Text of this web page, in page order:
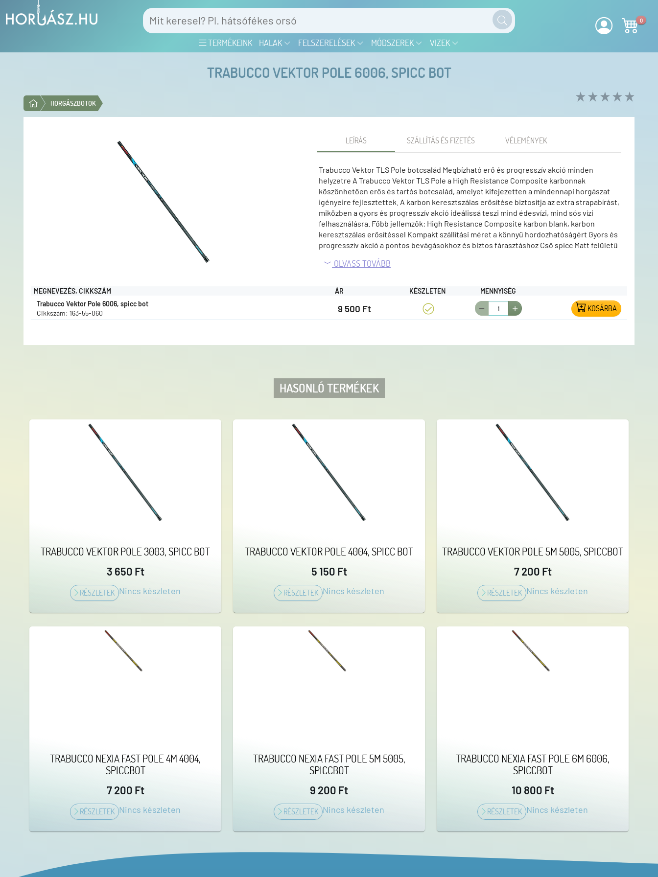
TERMÉKEINK HALAK FELSZERELÉSEK MÓDSZEREK VIZEK
0
TRABUCCO VEKTOR POLE 6006, SPICC BOT
HORGÁSZBOTOK
LEÍRÁS SZÁLLÍTÁS ÉS FIZETÉS VÉLEMÉNYEK
Trabucco Vektor TLS Pole botcsalád Megbízható erő és progresszív akció minden
helyzetre A Trabucco Vektor TLS Pole a High Resistance Composite karbonnak
köszönhetően erős és tartós botcsalád, amelyet kifejezetten a mindennapi horgászat
igényeire fejlesztettek. A karbon keresztszálas erősítése biztosítja az extra strapabírást,
miközben a gyors és progresszív akció ideálissá teszi mind édesvízi, mind sós vízi
felhasználásra. Főbb jellemzők: High Resistance Composite karbon blank, karbon
keresztszálas erősítéssel Kompakt szállítási méret a könnyű hordozhatóságért Gyors és
progresszív akció a pontos bevágásokhoz és biztos fárasztáshoz Cső spicc Matt felületű
gumis ütéscsillapító betéttel A Vektor TLS Pole botok kiváló ár-érték arányt képviselnek,
kezelhető eszközt keresnek.
OLVASS TOVÁBB
MEGNEVEZÉS, CIKKSZÁM ÁR KÉSZLETEN
MENNYISÉG
Trabucco Vektor Pole 6006, spicc bot
Cikkszám: 163-55-060
9 500 Ft KOSÁRBA
HASONLÓ TERMÉKEK
TRABUCCO VEKTOR POLE 3003, SPICC BOT
3 650 Ft
RÉSZLETEK Nincs készleten
TRABUCCO VEKTOR POLE 4004, SPICC BOT
5 150 Ft
RÉSZLETEK Nincs készleten
TRABUCCO VEKTOR POLE 5M 5005, SPICCBOT
7 200 Ft
RÉSZLETEK Nincs készleten
TRABUCCO NEXIA FAST POLE 4M 4004,
SPICCBOT
7 200 Ft
RÉSZLETEK Nincs készleten
TRABUCCO NEXIA FAST POLE 5M 5005,
SPICCBOT
9 200 Ft
RÉSZLETEK Nincs készleten
TRABUCCO NEXIA FAST POLE 6M 6006,
SPICCBOT
10 800 Ft
RÉSZLETEK Nincs készleten